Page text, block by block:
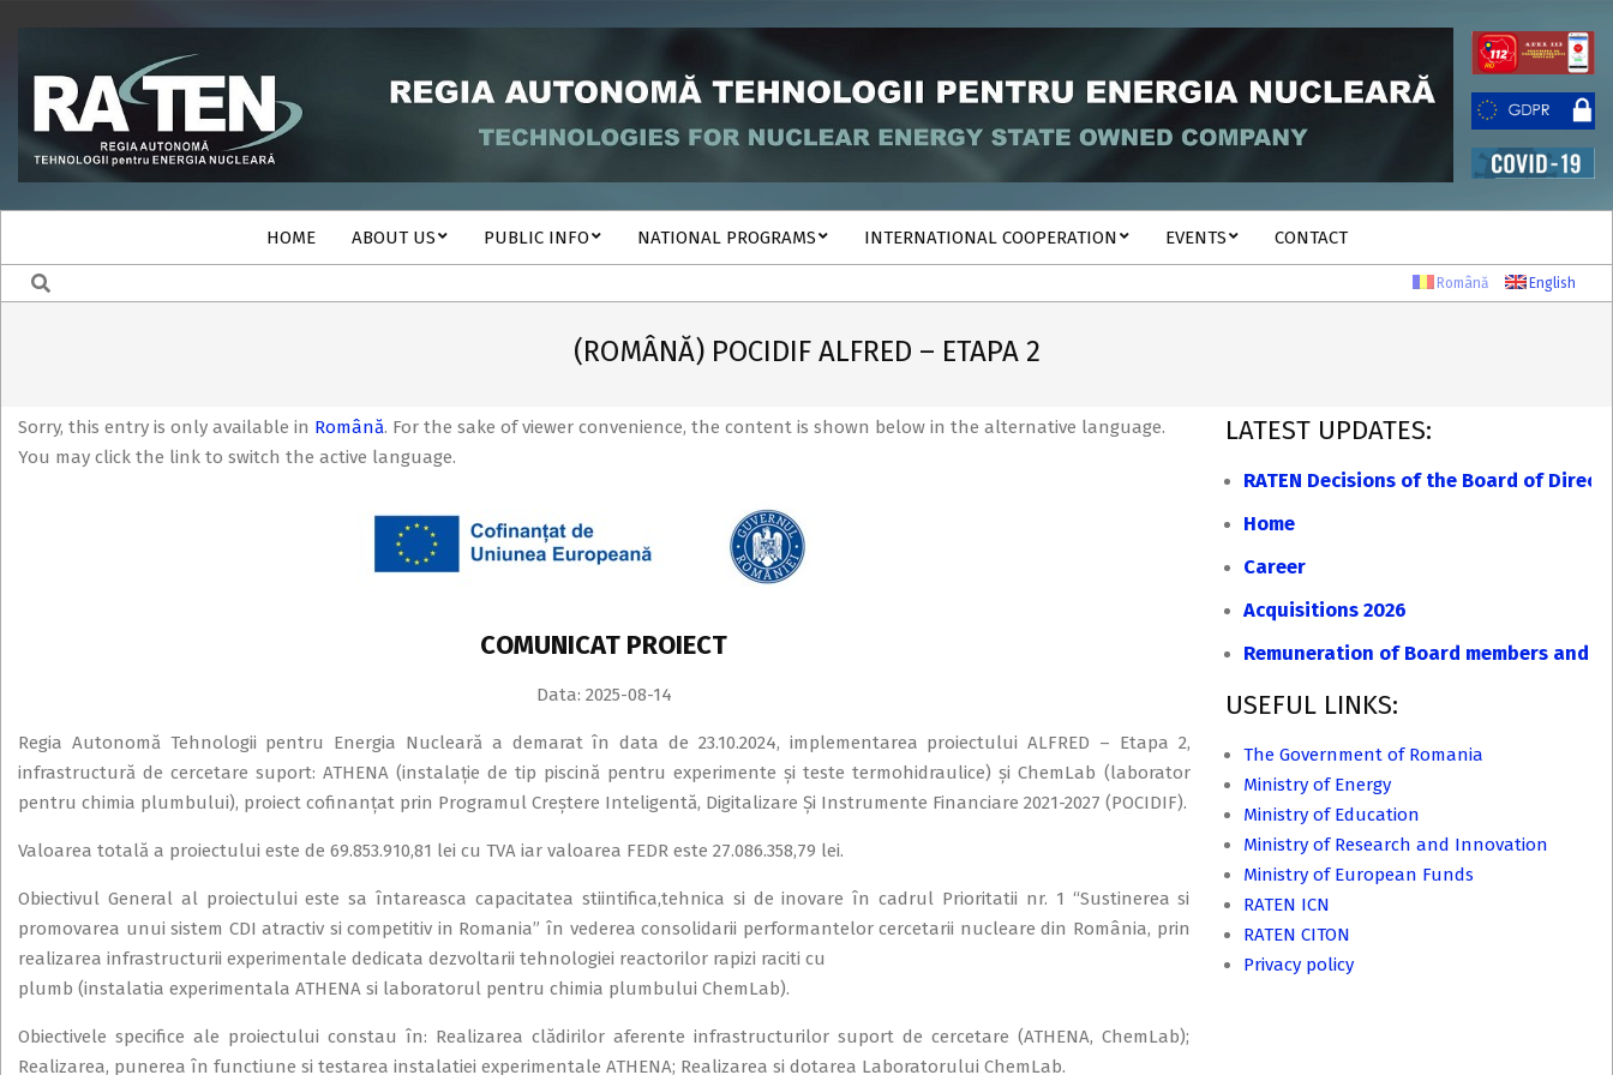
content
RATEN
Menu
HOME ABOUT US PUBLIC INFO NATIONAL PROGRAMS INTERNATIONAL COOPERATION EVENTS CONTACT
Search
Română English
(ROMÂNĂ) POCIDIF ALFRED – ETAPA 2
Sorry, this entry is only available in Română. For the sake of viewer convenience, the content is shown below in the alternative language.
You may click the link to switch the active language.
COMUNICAT PROIECT
Data: 2025-08-14
Regia Autonomă Tehnologii pentru Energia Nucleară a demarat în data de 23.10.2024, implementarea proiectului ALFRED – Etapa 2,
infrastructură de cercetare suport: ATHENA (instalație de tip piscină pentru experimente și teste termohidraulice) și ChemLab (laborator
pentru chimia plumbului), proiect cofinanțat prin Programul Creștere Inteligentă, Digitalizare Și Instrumente Financiare 2021-2027 (POCIDIF).
Valoarea totală a proiectului este de 69.853.910,81 lei cu TVA iar valoarea FEDR este 27.086.358,79 lei.
Obiectivul General al proiectului este sa întareasca capacitatea stiintifica,tehnica si de inovare în cadrul Prioritatii nr. 1 “Sustinerea si
promovarea unui sistem CDI atractiv si competitiv in Romania” în vederea consolidarii performantelor cercetarii nucleare din România, prin
realizarea infrastructurii experimentale dedicata dezvoltarii tehnologiei reactorilor rapizi raciti cu
plumb (instalatia experimentala ATHENA si laboratorul pentru chimia plumbului ChemLab).
Obiectivele specifice ale proiectului constau în: Realizarea clădirilor aferente infrastructurilor suport de cercetare (ATHENA, ChemLab);
Realizarea, punerea în functiune si testarea instalatiei experimentale ATHENA; Realizarea si dotarea Laboratorului ChemLab.
LATEST UPDATES:
RATEN Decisions of the Board of
Home
Career
Acquisitions 2026
Remuneration of Board members and
USEFUL LINKS:
The Government of Romania
Ministry of Energy
Ministry of Education
Ministry of Research and Innovation
Ministry of European Funds
RATEN ICN
RATEN CITON
Privacy policy